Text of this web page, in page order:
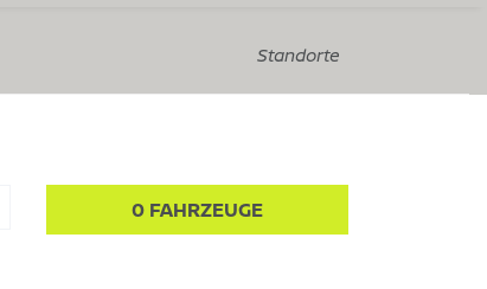
Standorte
0 FAHRZEUGE